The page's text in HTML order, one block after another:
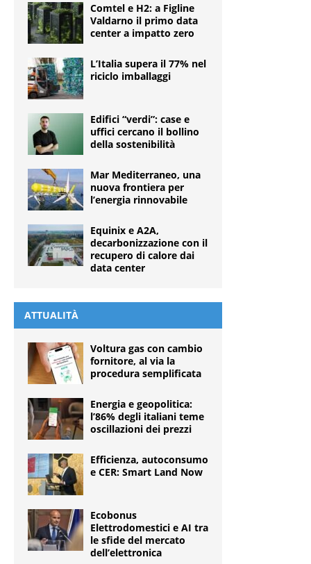
Comtel e H2: a Figline
Valdarno il primo data
center a impatto zero
L’Italia supera il 77% nel
riciclo imballaggi
Edifici “verdi”: case e
uffici cercano il bollino
della sostenibilità
Mar Mediterraneo, una
nuova frontiera per
l’energia rinnovabile
Equinix e A2A,
decarbonizzazione con il
recupero di calore dai
data center
ATTUALITÀ
Voltura gas con cambio
fornitore, al via la
procedura semplificata
Energia e geopolitica:
l’86% degli italiani teme
oscillazioni dei prezzi
Efficienza, autoconsumo
e CER: Smart Land Now
Ecobonus
Elettrodomestici e AI tra
le sfide del mercato
dell’elettronica